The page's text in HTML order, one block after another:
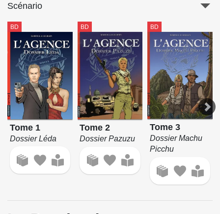
Scénario
BD
Tome 1
Dossier Léda
BD
Tome 2
Dossier Pazuzu
BD
Tome 3
Dossier Machu
Picchu